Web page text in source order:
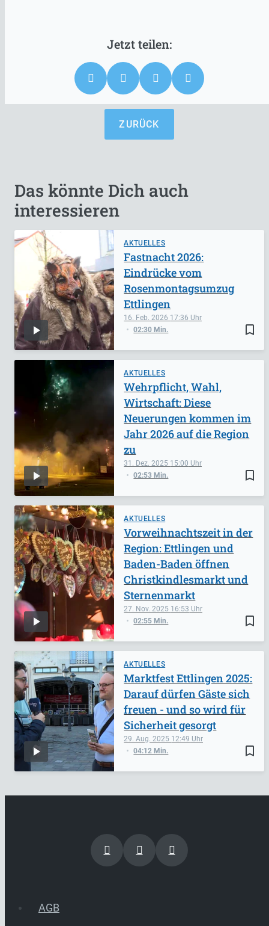
ZURÜCK
Das könnte Dich auch
interessieren
AKTUELLES
bookmark_border
16. Feb. 2026 17:36
02:30 Min.
Fastnacht 2026:
Eindrücke vom
Rosenmontagsumzug
Ettlingen
AKTUELLES
bookmark_border
31. Dez. 2025 15:00
02:53 Min.
Wehrpflicht, Wahl,
Wirtschaft: Diese
Neuerungen kommen im
Jahr 2026 auf die Region
zu
AKTUELLES
bookmark_border
27. Nov. 2025 16:53
02:55 Min.
Vorweihnachtszeit in der
Region: Ettlingen und
Baden-Baden öffnen
Christkindlesmarkt und
Sternenmarkt
AKTUELLES
bookmark_border
29. Aug. 2025 12:49
04:12 Min.
Marktfest Ettlingen 2025:
Darauf dürfen Gäste sich
freuen - und so wird für
Sicherheit gesorgt
AGB